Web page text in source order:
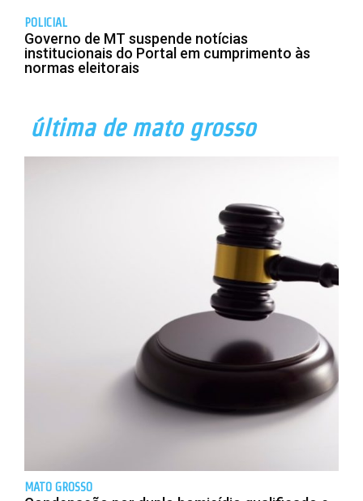
POLICIAL
Governo de MT suspende notícias
institucionais do Portal em cumprimento às
normas eleitorais
última de mato grosso
MATO GROSSO